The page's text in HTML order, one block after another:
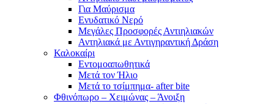
Για Μαύρισμα
Ενυδατικό Νερό
Μεγάλες Προσφορές Αντιηλιακών
Αντηλιακά με Αντιγηραντική Δράση
Καλοκαίρι
Εντομοαπωθητικά
Μετά τον Ήλιο
Μετά το τσίμπημα- after bite
Φθινόπωρο – Χειμώνας – Άνοιξη